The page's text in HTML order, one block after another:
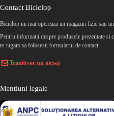
Contact Biciclop
Biciclop nu mai opereaza un magazin fizic sau
Pentru informatii despre produsele prezentate si
te rugam sa folosesti formularul de contact.
Trimite-ne un mesaj
Mentiuni legale